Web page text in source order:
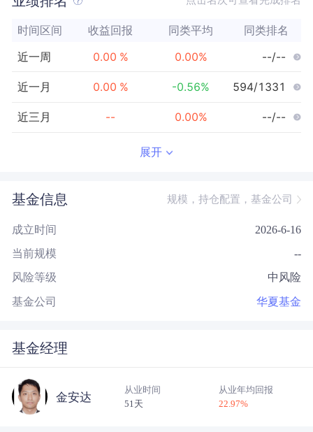
时间区间 收益回报 同类平均 同类排名
近一周 0.00 % 0.00% --/--
近一月 0.00 % -0.56% 594/1331
近三月 -- 0.00% --/--
近三年 0.00 % --/--
近五年 --/--
成立以来 --/--
展开
基金信息 规模，持仓配置，基金公司
成立时间 2026-6-16
当前规模 --
风险等级 中风险
基金公司 华夏基金
基金经理
金安达
从业时间
51天
从业年均回报
22.97%